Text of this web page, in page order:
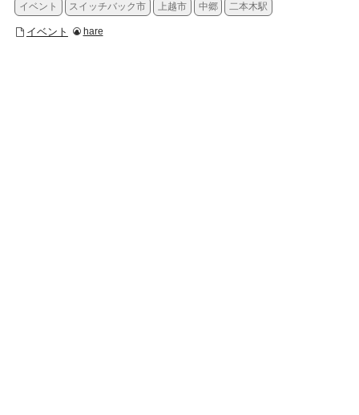
イベント
スイッチバック市 上越市 中郷 二本木駅
イベント hare